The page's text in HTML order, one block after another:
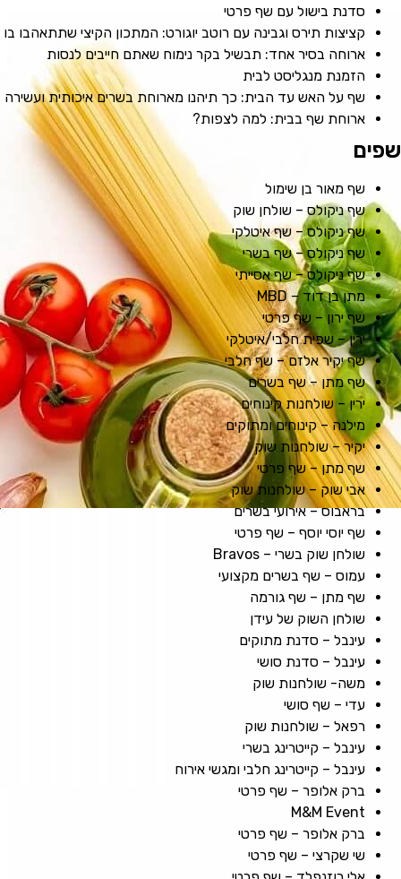
סדנת בישול עם שף פרטי
קציצות תירס וגבינה עם רוטב יוגורט: המתכון הקיצי שתתאהבו בו
ארוחה בסיר אחד: תבשיל בקר נימוח שאתם חייבים לנסות
הזמנת מנגליסט לבית
שף על האש עד הבית: כך תיהנו מארוחת בשרים איכותית ועשירה
ארוחת שף בבית: למה לצפות?
שפים
שף מאור בן שימול
שף ניקולס – שולחן שוק
שף ניקולס – שף איטלקי
שף ניקולס – שף בשרי
שף ניקולס – שף אסייתי
מתן בן דוד – MBD
שף ירון – שף פרטי
ירין – שפית חלבי/איטלקי
שף יקיר אלזם – שף חלבי
שף מתן – שף בשרים
ירין – שולחנות קינוחים
מילנה – קינוחים ומתוקים
יקיר – שולחנות שוק
שף מתן – שף פרטי
אבי שוק – שולחנות שוק
בראבוס – אירועי בשרים
שף יוסי יוסף – שף פרטי
שולחן שוק בשרי – Bravos
עמוס – שף בשרים מקצועי
שף מתן – שף גורמה
שולחן השוק של עידן
עינבל – סדנת מתוקים
עינבל – סדנת סושי
משה- שולחנות שוק
עדי – שף סושי
רפאל – שולחנות שוק
עינבל – קייטרינג בשרי
עינבל – קייטרינג חלבי ומגשי אירוח
ברק אלופר – שף פרטי
M&M Event
ברק אלופר – שף פרטי
שי שקרצי – שף פרטי